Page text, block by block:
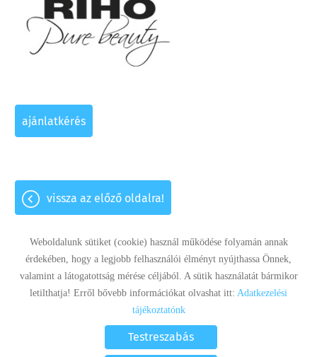
ajánlatkérés
vissza az előző oldalra!
© 2026 - Minden jog fenntartva
Panaszkezelés Adatkezelési tájékoztató Impresszum
Testreszabás
Weboldalunk sütiket (cookie) használ működése folyamán annak
érdekében, hogy a legjobb felhasználói élményt nyújthassa Önnek,
valamint a látogatottság mérése céljából. A sütik használatát bármikor
letilthatja! Erről bővebb információkat olvashat itt: Adatkezelési
tájékoztatónk